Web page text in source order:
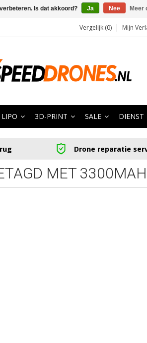
Vergelijk (0) Mijn
LIPO 3D-PRINT SALE DIENST
Drone reparatie
MET
Is dat akkoord? Ja Nee Meer